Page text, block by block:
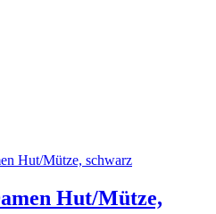
Hut/Mütze,